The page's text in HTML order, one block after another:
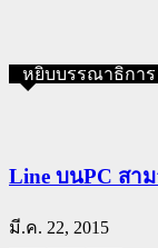
หยิบบรรณาธิการ
Line บนPC สา
มี.ค. 22, 2015